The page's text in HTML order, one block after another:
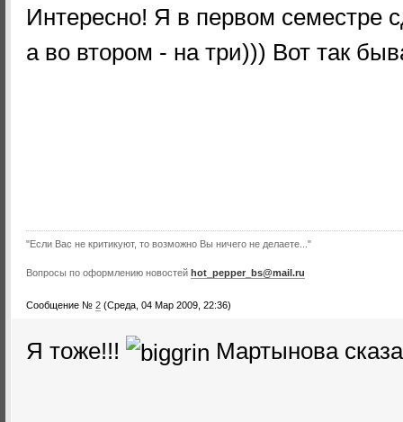
Интересно! Я в первом семестре
а во втором - на три))) Вот так
"Если Вас не критикуют, то возможно Вы ничего не делаете..."
Вопросы по оформлению новостей hot_pepper_bs@mail.ru
Сообщение № 2 (Среда, 04 Мар 2009, 22:36)
Я тоже!!! Мартынова